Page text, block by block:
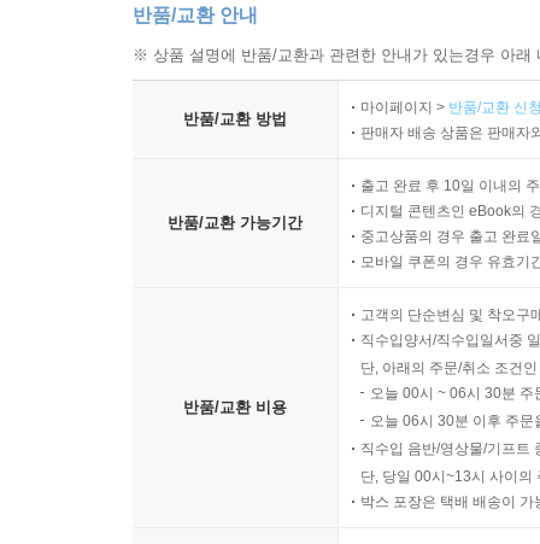
반품/교환 안내
※ 상품 설명에 반품/교환과 관련한 안내가 있는경우 아
반품/교환 방법
마이페이지 > 반품/교환 신
판매자 배송 상품은 판매자
반품/교환 가능기간
출고 완료 후 10일 이내의
디지털 콘텐츠인 eBook의
중고상품의 경우 출고 완료
모바일 쿠폰의 경우 유효기
반품/교환 비용
고객의 단순변심 및 착오구
직수입양서/직수입일서중
단, 아래의 주문/취소 조건
오늘 00시 ~ 06시 30분
오늘 06시 30분 이후 주
직수입 음반/영상물/기프트
단, 당일 00시~13시 사이의
박스 포장은 택배 배송이